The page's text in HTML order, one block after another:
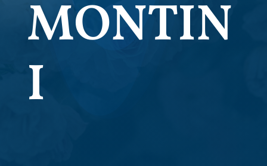
MONTIN
I